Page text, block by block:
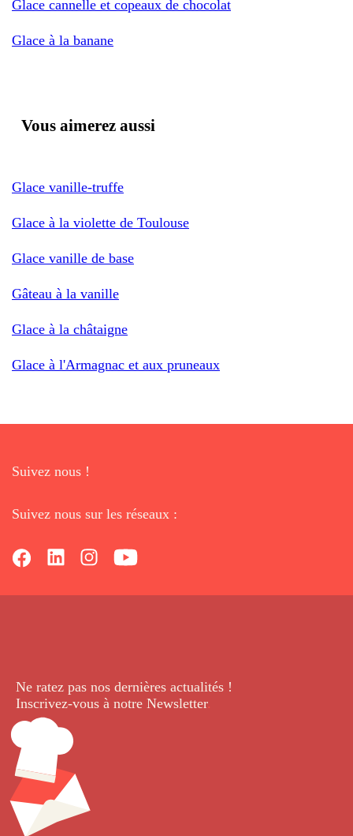
Glace cannelle et copeaux de chocolat
Glace à la banane
Vous aimerez aussi
Glace vanille-truffe
Glace à la violette de Toulouse
Glace vanille de base
Gâteau à la vanille
Glace à la châtaigne
Glace à l'Armagnac et aux pruneaux
Suivez nous !
Suivez nous sur les réseaux :
Ne ratez pas nos dernières actualités !
Inscrivez-vous à notre Newsletter.